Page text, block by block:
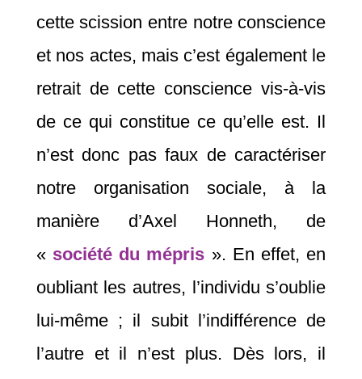
cette scission entre notre conscience
et nos actes, mais c’est également le
retrait de cette conscience vis-à-vis
de ce qui constitue ce qu’elle est. Il
n’est donc pas faux de caractériser
notre organisation sociale, à la
manière d’Axel Honneth, de
« société du mépris ». En effet, en
oubliant les autres, l’individu s’oublie
lui-même ; il subit l’indifférence de
l’autre et il n’est plus. Dès lors, il